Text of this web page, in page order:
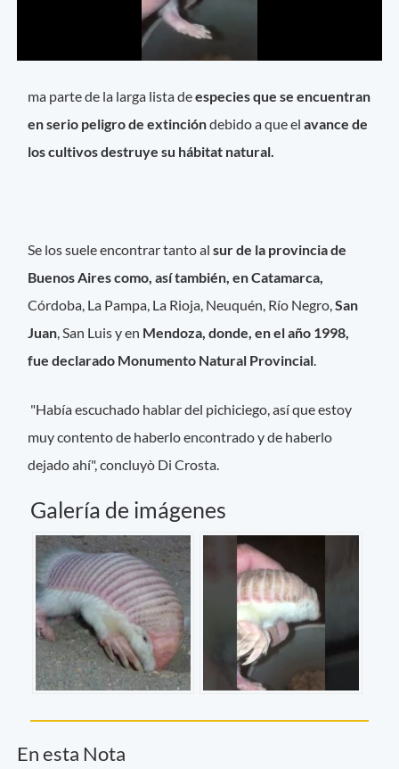
ma parte de la larga lista deespecies que se encuentran
en serio peligro de extincióndebido a que elavance de
los cultivos destruye su hábitat natural.
Se los suele encontrar tanto alsur de la provincia de
Buenos Aires como, así también, en Catamarca,
Córdoba, La Pampa, La Rioja, Neuquén, Río Negro,San
Juan, San Luis y en Mendoza, donde, en el año 1998,
fue declarado Monumento Natural Provincial.
"Había escuchado hablar del pichiciego, así que estoy
muy contento de haberlo encontrado y de haberlo
dejado ahí", concluyò Di Crosta.
Galería de imágenes
En esta Nota